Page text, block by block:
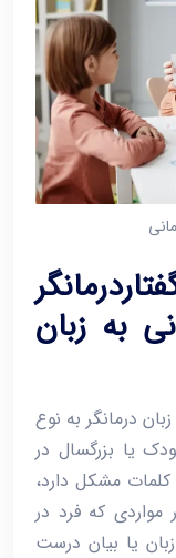
به زبان‌
‌درمانگر به نوع
یا بزرگسال در
کلمات مشکل دارد،
مواردی که فرد در
یا بیان درست